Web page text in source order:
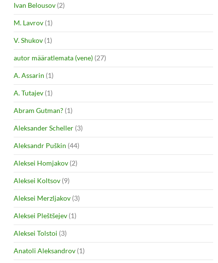
Ivan Belousov (2)
M. Lavrov (1)
V. Shukov (1)
autor määratlemata (vene) (27)
A. Assarin (1)
A. Tutajev (1)
Abram Gutman? (1)
Aleksander Scheller (3)
Aleksandr Puškin (44)
Aleksei Homjakov (2)
Aleksei Koltsov (9)
Aleksei Merzljakov (3)
Aleksei Pleštšejev (1)
Aleksei Tolstoi (3)
Anatoli Aleksandrov (1)